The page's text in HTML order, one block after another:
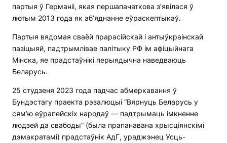
партыя ў Германіі, якая першапачаткова з’явілася ў
лютым 2013 года як аб’яднанне еўраскептыкаў.
Партыя вядомая сваёй прарасійскай і антыўкраінскай
пазіцыяй, падтрымлівае палітыку РФ ім афіцыйнага
Мінска, яе прадстаўнікі перыядычна наведваюць
Беларусь.
25 студзеня 2023 года падчас абмеркавання ў
Бундэстагу праекта рэзалюцыі “Вярнуць Беларусь у
сям’ю еўрапейскіх народаў — падтрымаць імкненне
людзей да свабоды” (была прапанавана хрысціянскімі
дэмакратамі) прадстаўнік АдГ, ураджэнец Усць-